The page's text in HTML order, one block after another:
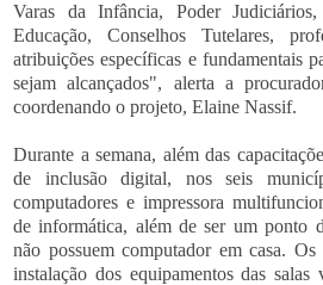
Varas da Infância, Poder
Educação, Conselhos Tutelares,
atribuições específicas e fundamentais
sejam alcançados", alerta a
coordenando o projeto, Elaine Nassif.
Durante a semana, além das
de inclusão digital, nos seis
computadores e impressora
de informática, além de ser um ponto
não possuem computador em casa.
instalação dos equipamentos das